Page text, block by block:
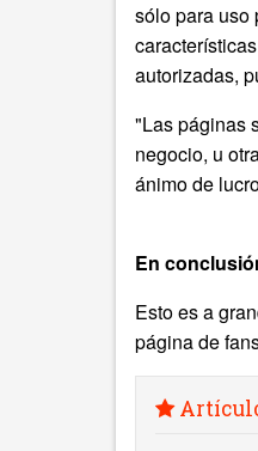
sólo para uso
autorizadas,
"Las páginas
negocio, u
ánimo de
En
Esto es a
página de